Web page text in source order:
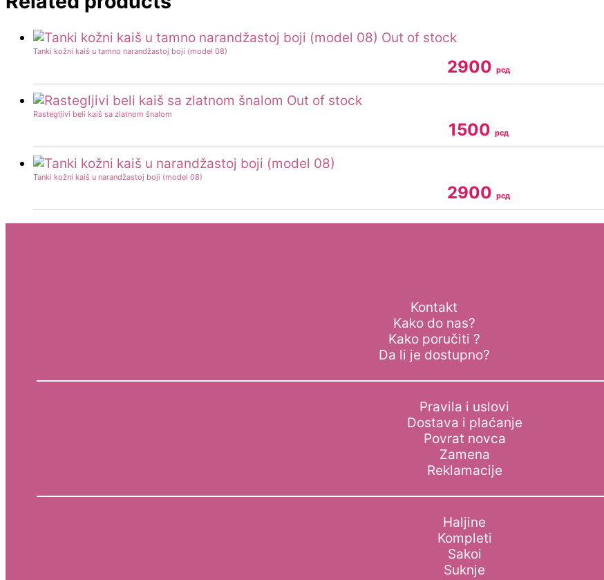
Out of stock
Tanki kožni kaiš u tamno narandžastoj boji (model 08)
2900 рсд
Out of stock
Rastegljivi beli kaiš sa zlatnom šnalom
1500 рсд
Tanki kožni kaiš u narandžastoj boji (model 08)
2900 рсд
Kontakt
Kako do nas?
Kako poručiti ?
Da li je dostupno?
Pravila i uslovi
Dostava i plaćanje
Povrat novca
Zamena
Reklamacije
Haljine
Kompleti
Sakoi
Suknje